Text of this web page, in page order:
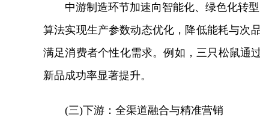
中游制造环节加速向智能化、绿色化转
算法实现生产参数动态优化，降低能耗与次
满足消费者个性化需求。例如，三只松鼠通
新品成功率显著提升。
(三)下游：全渠道融合与精准营销